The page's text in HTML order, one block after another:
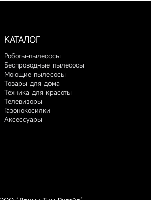
КАТАЛОГ
Роботы-пылесосы
Беспроводные пылесосы
Моющие пылесосы
Товары для дома
Техника для красоты
Телевизоры
Газонокосилки
Аксессуары